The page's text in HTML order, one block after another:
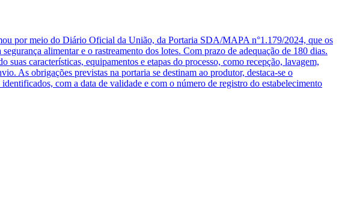
por meio do Diário Oficial da União, da Portaria SDA/MAPA n°1.179/2024, que os
alimentar e o rastreamento dos lotes. Com prazo de adequação de 180 dias.
características, equipamentos e etapas do processo, como recepção, lavagem,
As obrigações previstas na portaria se destinam ao produtor, destaca-se o
com a data de validade e com o número de registro do estabelecimento